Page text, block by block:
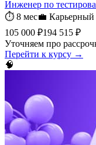
Инженер по
⏱ 8 мес💼 Карьерный
105 000 ₽194 515 ₽
Уточняем про
Перейти к курсу →
🧠